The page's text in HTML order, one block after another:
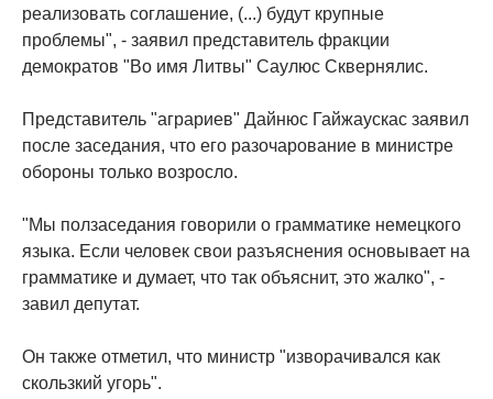
реализовать соглашение, (...) будут крупные
проблемы", - заявил представитель фракции
демократов "Во имя Литвы" Саулюс Сквернялис.
Представитель "аграриев" Дайнюс Гайжаускас заявил
после заседания, что его разочарование в министре
обороны только возросло.
"Мы ползаседания говорили о грамматике немецкого
языка. Если человек свои разъяснения основывает на
грамматике и думает, что так объяснит, это жалко", -
завил депутат.
Он также отметил, что министр "изворачивался как
скользкий угорь".